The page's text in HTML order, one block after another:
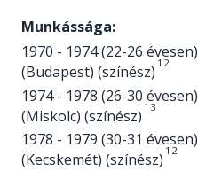
Munkássága:
1970 - 1974 (22-26 évesen)
(Budapest) (színész) 1 2
1974 - 1978 (26-30 évesen)
(Miskolc) (színész) 1 3
1978 - 1979 (30-31 évesen)
(Kecskemét) (színész) 1 2